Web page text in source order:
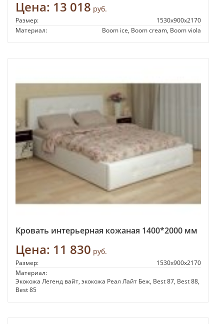
Цена: 13 018 руб.
Размер:
1530x900x2170
Материал:
Boom ice, Boom cream, Boom viola
Кровать интерьерная кожаная 1400*2000 мм
Цена: 11 830 руб.
Размер:
1530x900x2170
Материал:
Экокожа Легенд вайт, экокожа Реал Лайт Беж, Best 87, Best 88,
Best 85